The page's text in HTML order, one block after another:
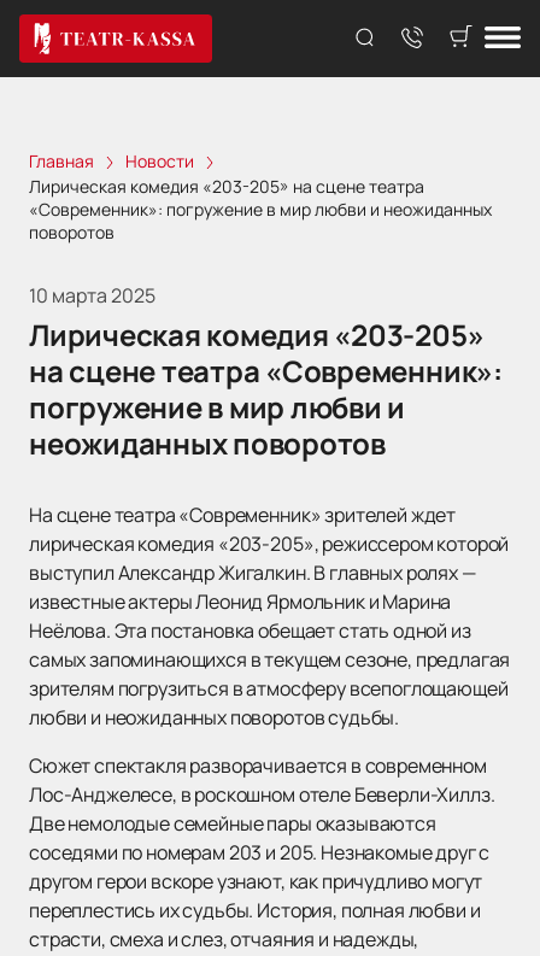
Главная
Новости
Лирическая комедия «203-205» на сцене театра
«Современник»: погружение в мир любви и неожиданных
поворотов
10 марта 2025
Лирическая комедия «203-205»
на сцене театра «Современник»:
погружение в мир любви и
неожиданных поворотов
На сцене театра «Современник» зрителей ждет
лирическая комедия «203-205», режиссером которой
выступил Александр Жигалкин. В главных ролях —
известные актеры Леонид Ярмольник и Марина
Неёлова. Эта постановка обещает стать одной из
самых запоминающихся в текущем сезоне, предлагая
зрителям погрузиться в атмосферу всепоглощающей
любви и неожиданных поворотов судьбы.
Сюжет спектакля разворачивается в современном
Лос-Анджелесе, в роскошном отеле Беверли-Хиллз.
Две немолодые семейные пары оказываются
соседями по номерам 203 и 205. Незнакомые друг с
другом герои вскоре узнают, как причудливо могут
переплестись их судьбы. История, полная любви и
страсти, смеха и слез, отчаяния и надежды,